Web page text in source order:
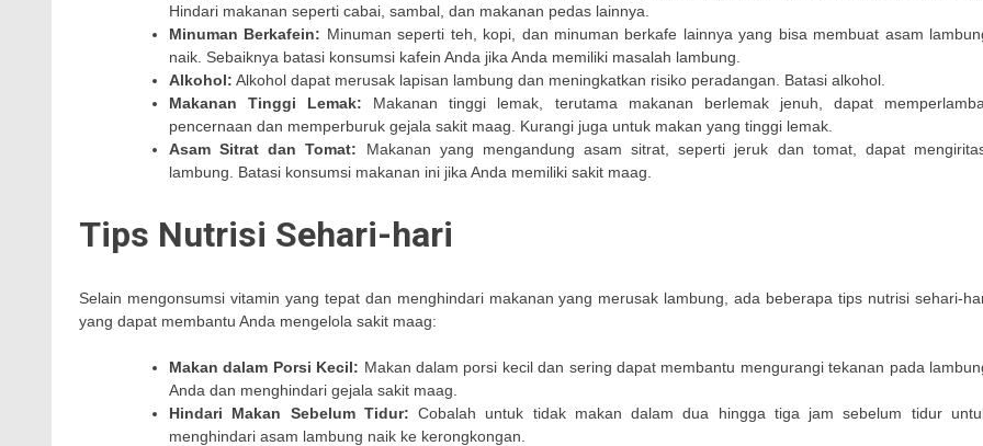
Hindari makanan seperti cabai, sambal, dan makanan pedas lainnya.
Minuman Berkafein: Minuman seperti teh, kopi, dan minuman berkafe lainnya yang bisa membuat asam
naik. Sebaiknya batasi konsumsi kafein Anda jika Anda memiliki masalah lambung.
Alkohol: Alkohol dapat merusak lapisan lambung dan meningkatkan risiko peradangan. Batasi alkohol.
Makanan Tinggi Lemak: Makanan tinggi lemak, terutama makanan berlemak jenuh, dapat
pencernaan dan memperburuk gejala sakit maag. Kurangi juga untuk makan yang tinggi lemak.
Asam Sitrat dan Tomat: Makanan yang mengandung asam sitrat, seperti jeruk dan tomat, dapat
lambung. Batasi konsumsi makanan ini jika Anda memiliki sakit maag.
Tips Nutrisi Sehari-hari
Selain mengonsumsi vitamin yang tepat dan menghindari makanan yang merusak lambung, ada beberapa tips nutrisi sehari-
yang dapat membantu Anda mengelola sakit maag:
Makan dalam Porsi Kecil: Makan dalam porsi kecil dan sering dapat membantu mengurangi tekanan pada
Anda dan menghindari gejala sakit maag.
Hindari Makan Sebelum Tidur: Cobalah untuk tidak makan dalam dua hingga tiga jam sebelum tidur
menghindari asam lambung naik ke kerongkongan.